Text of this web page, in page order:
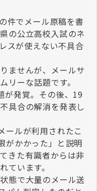
件でメール原稿を書
の公立高校入試のネ
スが使えない不具合
ませんが、メールサ
リーな話題です。
が発覚。その後、19
具合の解消を発表し
ールが利用されたこ
がかかった」と説明
きた有識者からは非
ています。
態で大量のメール送